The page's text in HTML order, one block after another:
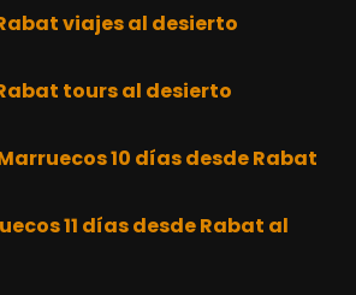
viajes al desierto
tours al desierto
10 días desde Rabat
11 días desde Rabat al